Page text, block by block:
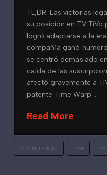
TL;DR: Las victorias
su posición en TV TiVo
logró adaptarse a la
compañía ganó
se centró demasiado
caída de las
afectó gravemente a
patente Time Warp …
Read More
COMPETENCIA DVR